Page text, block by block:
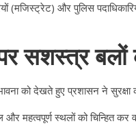
(मजिस्ट्रेट) और पुलिस
सशस्त्र बलों
को देखते हुए प्रशासन ने सुरक्षा
स्थलों को चिन्हित कर